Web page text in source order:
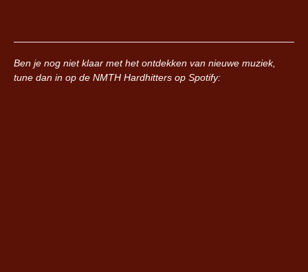
Ben je nog niet klaar met het ontdekken van nieuwe muziek,
tune dan in op de NMTH Hardhitters op Spotify: